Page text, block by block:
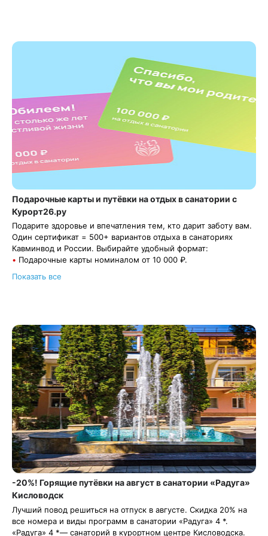
Подарочные карты и путёвки на отдых в санатории с
Курорт26.ру
Подарите здоровье и впечатления тем, кто дарит заботу вам.
Один сертификат = 500+ вариантов отдыха в санаториях
Кавминвод и России. Выбирайте удобный формат:
Подарочные карты номиналом от 10 000 ₽.
Подарочные путёвки в санаторий на выбранные даты.
Подробнее о подарочных картах и путёвках
Показать все
-20%! Горящие путёвки на август в санатории «Радуга»
Кисловодск
Лучший повод решиться на отпуск в августе. Скидка 20% на
все номера и виды программ в санатории «Радуга» 4 *.
«Радуга» 4 *— санаторий в курортном центре Кисловодска.